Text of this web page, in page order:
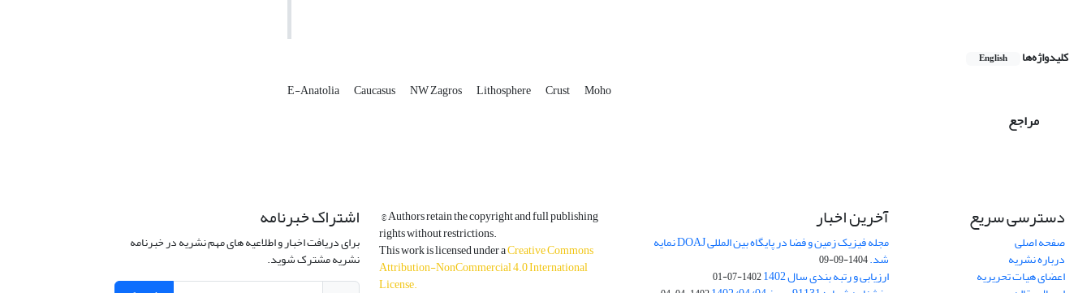
کلیدواژه‌ها English
E-Anatolia Caucasus NW Zagros Lithosphere Crust Moho
مراجع
دسترسی سریع
صفحه اصلی
درباره نشریه
اعضای هیات تحریریه
آخرین اخبار
مجله فیزیک زمین و فضا در پایگاه بین المللی DOAJ نمایه
شد.1404-09-09
ارزیابی و رتبه بندی سال 1402 1402-07-01
© Authors retain the copyright and full publishing
rights without restrictions.
This work is licensed under aCreative Commons
Attribution-NonCommercial 4.0 International
License.
اشتراک خبرنامه
برای دریافت اخبار و اطلاعیه های مهم نشریه در خبرنامه
نشریه مشترک شوید.